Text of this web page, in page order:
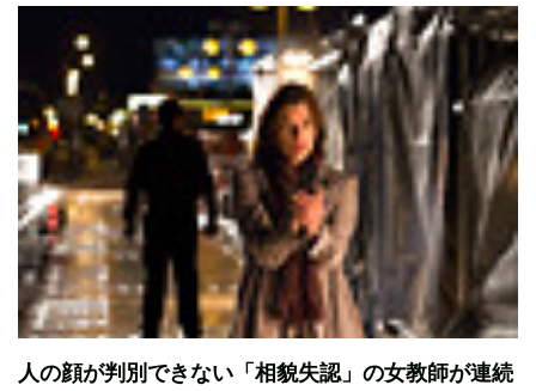
人の顔が判別できない「相貌失認」の女教師が連続